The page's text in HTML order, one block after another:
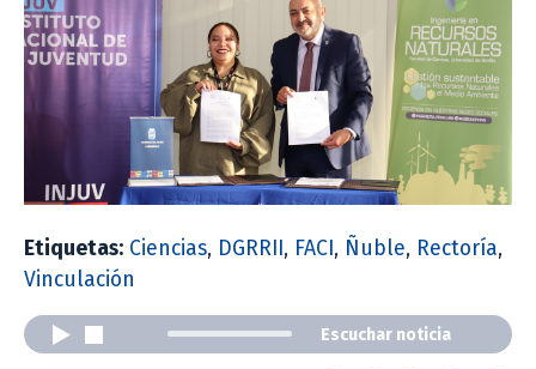
Etiquetas: Ciencias, DGRRII, FACI, Ñuble, Rectoría,
Vinculación
Escuchar noticia